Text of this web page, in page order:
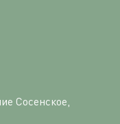
Сосенское,